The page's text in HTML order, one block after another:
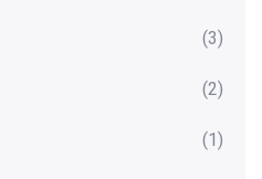
(3)
(2)
(1)